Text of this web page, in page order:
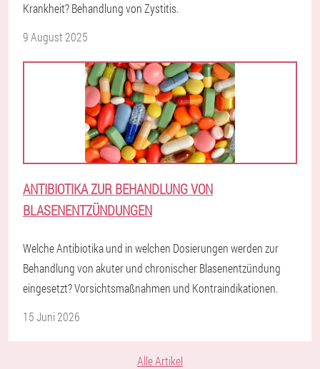
Krankheit? Behandlung von Zystitis.
9 August 2025
ANTIBIOTIKA ZUR BEHANDLUNG VON
BLASENENTZÜNDUNGEN
Welche Antibiotika und in welchen Dosierungen werden zur
Behandlung von akuter und chronischer Blasenentzündung
eingesetzt? Vorsichtsmaßnahmen und Kontraindikationen.
15 Juni 2026
Alle Artikel